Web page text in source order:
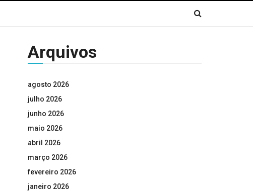
Arquivos
agosto 2026
julho 2026
junho 2026
maio 2026
abril 2026
março 2026
fevereiro 2026
janeiro 2026